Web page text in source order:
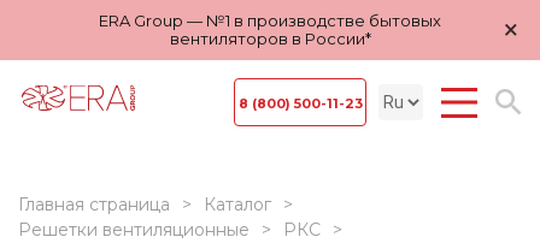
ERA Group — №1 в производстве бытовых
вентиляторов в России*
×
8 (800) 500-11-23
Главная страница
Каталог
Решетки вентиляционные
РКС